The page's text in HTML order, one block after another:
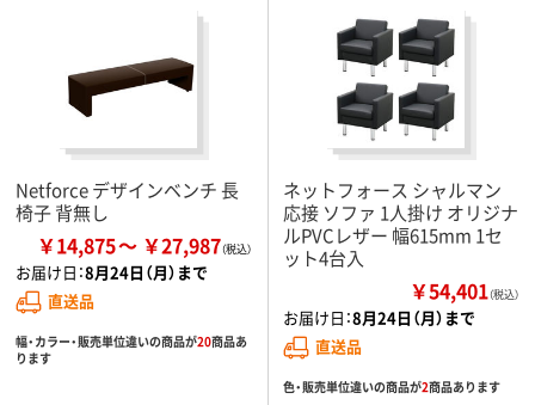
Netforce デザインベンチ 長
椅子 背無し
￥14,875 ￥27,987
お届け日：8月24日（月）まで
直送品
幅・カラー・販売単位違いの商品が20商品あ
ります
ネットフォース シャルマン
応接 ソファ 1人掛け オリジナ
ルPVCレザー 幅615mm 1セ
ット4台入
￥54,401（税込）
お届け日：8月24日（月）まで
直送品
色・販売単位違いの商品が2商品あります